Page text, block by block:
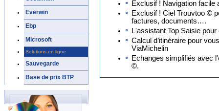
Everwin
Ebp
Microsoft
Solutions en ligne
Sauvegarde
Base de prix BTP
Exclusif ! Navigation facile
Exclusif ! Ciel Trouvtoo ©
factures, documents….
L'assistant Top Saisie
Calcul d’itinéraire pour
ViaMichelin
Echanges simplifiés avec
©.